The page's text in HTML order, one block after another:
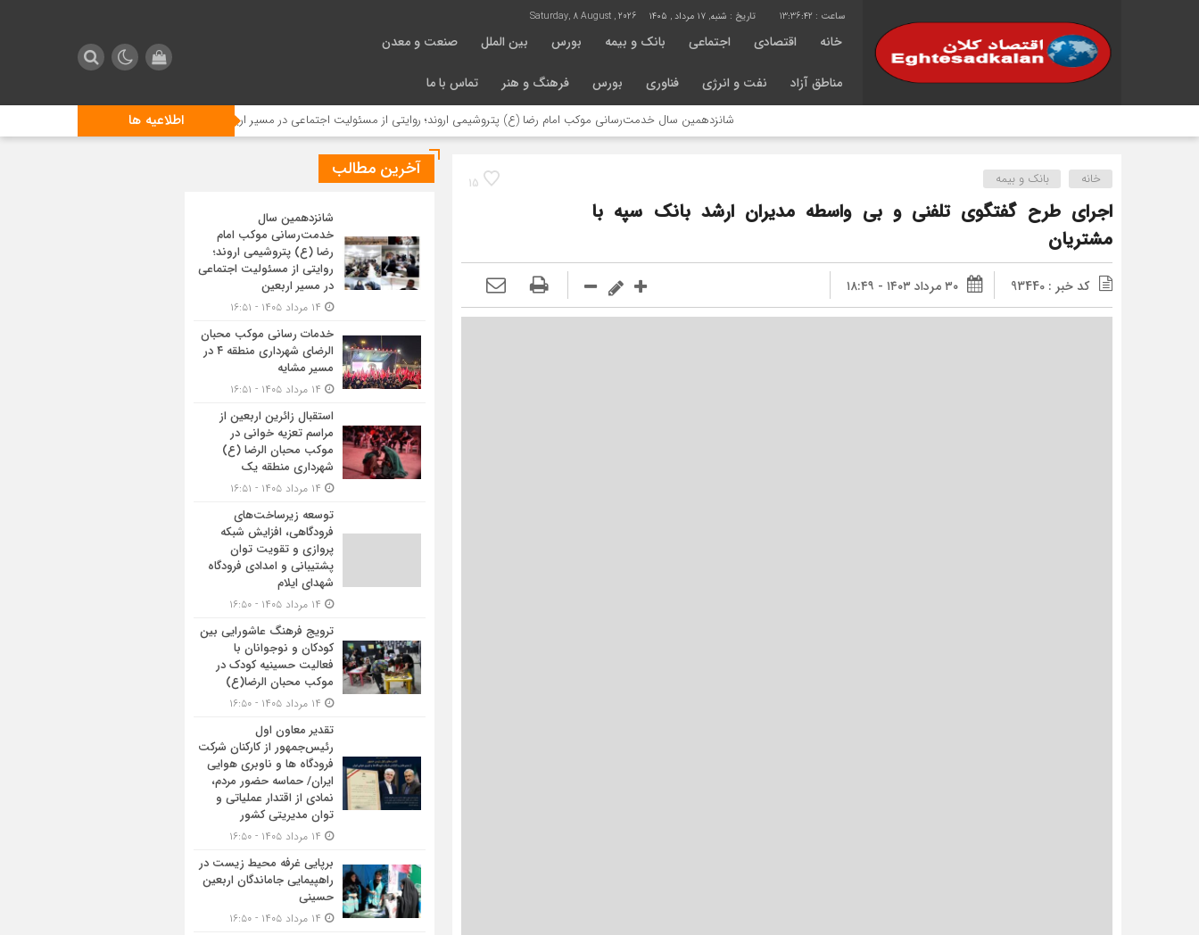
13:36:42 تاریخ : شنبه, ۱۷ مرداد , ۱۴۰۵ Saturday, 8 August , 2026
خانه اقتصادی اجتماعی بانک و بیمه بورس بین الملل صنعت و معدن
مناطق آزاد نفت و انرژی فناوری بورس فرهنگ و هنر تماس با ما
اطلاعیه ها شانزدهمین سال خدمت‌رسانی موکب امام رضا (ع) پتروشیمی اروند؛ روایتی از مسئولیت اجتماعی در مسیر اربعین خدمات رسانی موکب محبان الرضای شهرداری منطقه ۴ در مسیر
15 خانه بانک و بیمه
اجرای طرح گفتگوی تلفنی و بی واسطه مدیران ارشد بانک سپه با
مشتریان
کد خبر : 93440 ۳۰ مرداد ۱۴۰۳ - ۱۸:۴۹
آخرین مطالب
شانزدهمین سال
خدمت‌رسانی موکب امام
رضا (ع) پتروشیمی اروند؛
روایتی از مسئولیت اجتماعی
در مسیر اربعین
خدمات رسانی موکب محبان
الرضای شهرداری منطقه ۴ در
مسیر مشایه
استقبال زائرین اربعین از
مراسم تعزیه خوانی در
موکب محبان الرضا (ع)
شهرداری منطقه یک
توسعه زیرساخت‌های
فرودگاهی، افزایش شبکه
پروازی و تقویت توان
پشتیبانی و امدادی فرودگاه
شهدای ایلام
ترویج فرهنگ عاشورایی بین
کودکان و نوجوانان با
فعالیت حسینیه کودک در
موکب محبان الرضا(ع)
تقدیر معاون اول
رئیس‌جمهور از کارکنان شرکت
فرودگاه ها و ناوبری هوایی
ایران/ حماسه حضور مردم،
نمادی از اقتدار عملیاتی و
توان مدیریتی کشور
برپایی غرفه محیط زیست در
راهپیمایی جاماندگان اربعین
حسینی